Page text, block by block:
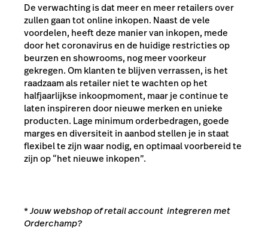
De verwachting is dat meer en meer retailers over
zullen gaan tot online inkopen. Naast de vele
voordelen, heeft deze manier van inkopen, mede
door het coronavirus en de huidige restricties op
beurzen en showrooms, nog meer voorkeur
gekregen. Om klanten te blijven verrassen, is het
raadzaam als retailer niet te wachten op het
halfjaarlijkse inkoopmoment, maar je continue te
laten inspireren door nieuwe merken en unieke
producten. Lage minimum orderbedragen, goede
marges en diversiteit in aanbod stellen je in staat
flexibel te zijn waar nodig, en optimaal voorbereid te
zijn op “het nieuwe inkopen”.
* Jouw webshop of retail account integreren met
Orderchamp?